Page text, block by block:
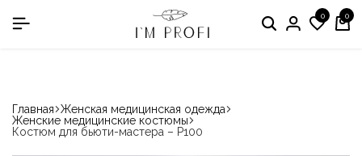
в номинации «Производитель медодежды» 0 0
Главная Женская медицинская одежда
Женские медицинские костюмы
Костюм для бьюти-мастера – P100